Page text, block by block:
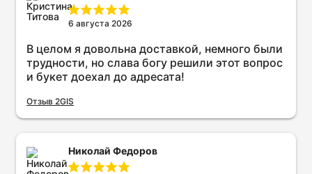
6 августа 2026
В целом я довольна доставкой, немного были
трудности, но слава богу решили этот вопрос
и букет доехал до адресата!
Отзыв 2GIS
Николай Федоров